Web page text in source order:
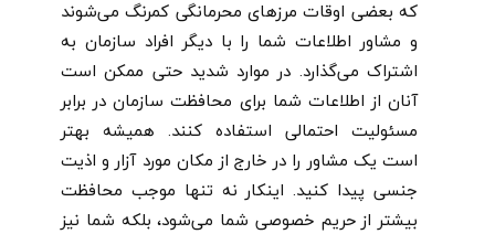
که بعضی اوقات مرزهای محرمانگی کمرنگ می‌شوند
و مشاور اطلاعات شما را با دیگر افراد سازمان به
اشتراک می‌گذارد. در موارد شدید حتی ممکن است
آنان از اطلاعات شما برای محافظت سازمان در برابر
مسئولیت احتمالی استفاده کنند. همیشه بهتر
است یک مشاور را در خارج از مکان مورد آزار و اذیت
جنسی پیدا کنید. اینکار نه تنها موجب محافظت
بیشتر از حریم خصوصی شما می‌شود، بلکه شما نیز